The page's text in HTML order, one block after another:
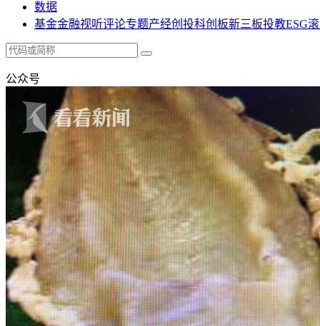
数据
基金金融视听评论专题产经创投科创板新三板投教ESG
公众号